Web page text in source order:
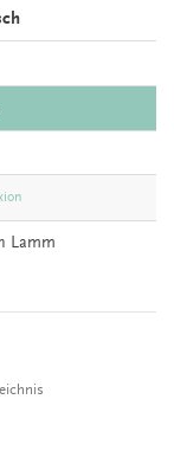
Lamm